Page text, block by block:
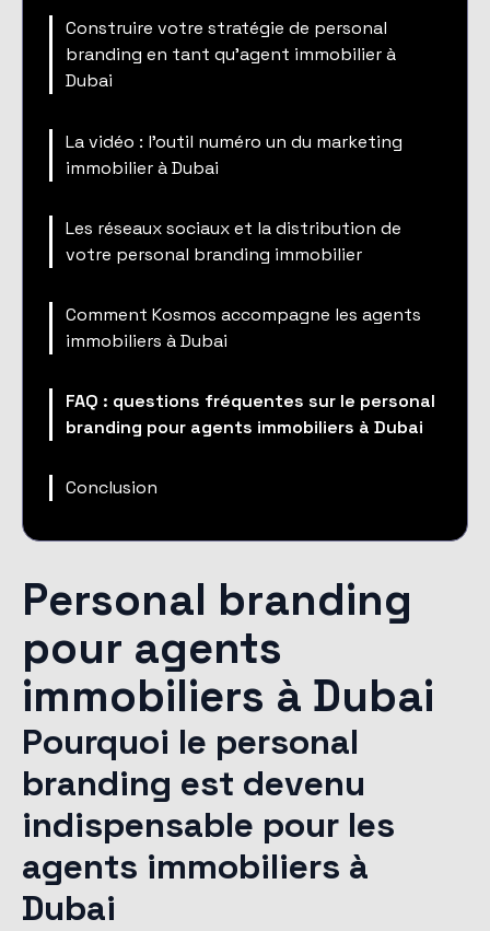
Personal branding
pour agents
immobiliers à Dubai
Pourquoi le personal
branding est devenu
indispensable pour les
agents immobiliers à
Dubai
Construire votre stratégie de personal
branding en tant qu'agent immobilier à
Dubai
La vidéo : l'outil numéro un du marketing
immobilier à Dubai
Les réseaux sociaux et la distribution de
votre personal branding immobilier
Comment Kosmos accompagne les agents
immobiliers à Dubai
FAQ : questions fréquentes sur le personal
branding pour agents immobiliers à Dubai
Conclusion